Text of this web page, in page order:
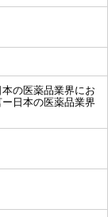
の医薬品業界にお
日本の医薬品業界